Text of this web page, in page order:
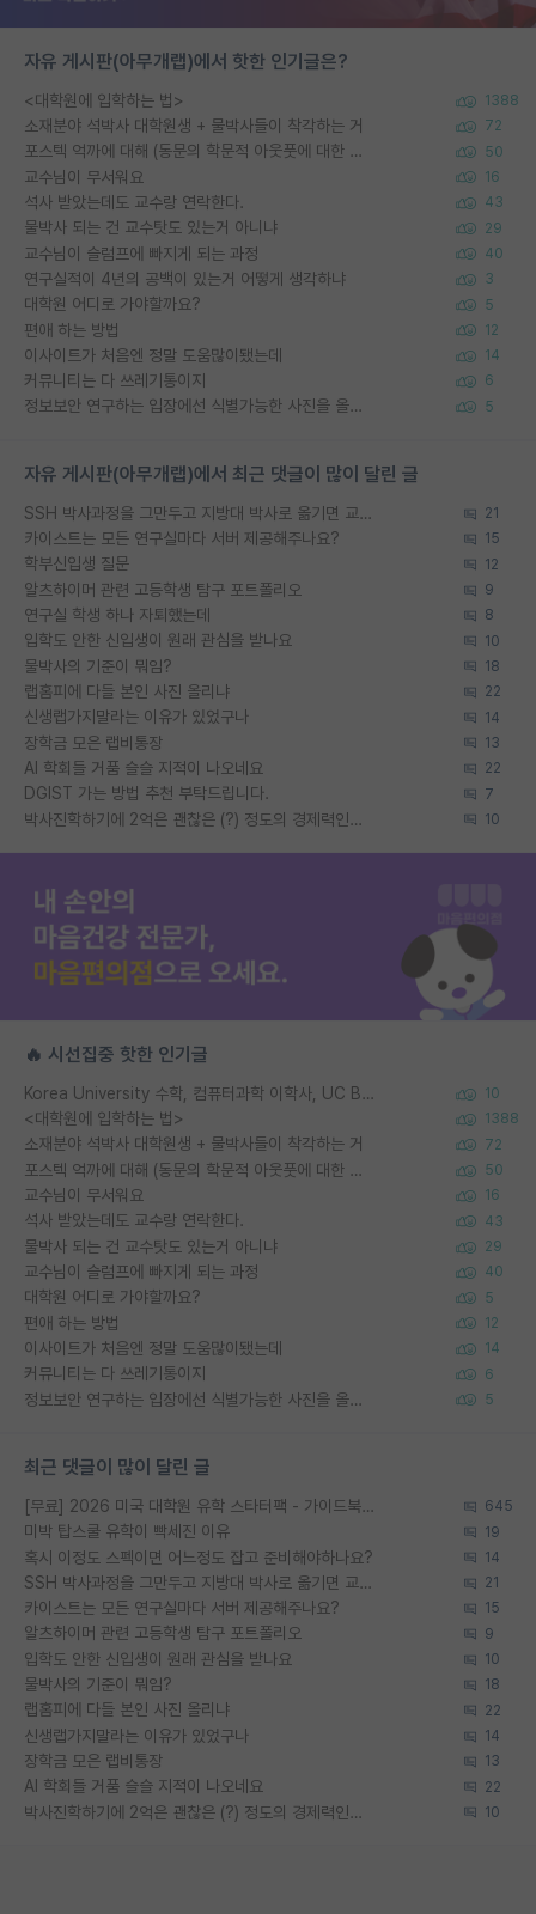
자유 게시판(아무개랩)에서 핫한 인기글은?
<대학원에 입학하는 법> 1388
소재분야 석박사 대학원생 + 물박사들이 착각하는 거 72
포스텍 억까에 대해 (동문의 학문적 아웃풋에 대한 반박) 50
교수님이 무서워요 16
석사 받았는데도 교수랑 연락한다. 43
물박사 되는 건 교수탓도 있는거 아니냐 29
교수님이 슬럼프에 빠지게 되는 과정 40
연구실적이 4년의 공백이 있는거 어떻게 생각하냐 3
대학원 어디로 가야할까요? 5
편애 하는 방법 12
이사이트가 처음엔 정말 도움많이됐는데 14
커뮤니티는 다 쓰레기통이지 6
정보보안 연구하는 입장에선 식별가능한 사진을 올리는건 비추이긴함 5
자유 게시판(아무개랩)에서 최근 댓글이 많이 달린 글
SSH 박사과정을 그만두고 지방대 박사로 옮기면 교수의 꿈은 끝일까요? 21
카이스트는 모든 연구실마다 서버 제공해주나요? 15
학부신입생 질문 12
알츠하이머 관련 고등학생 탐구 포트폴리오 9
연구실 학생 하나 자퇴했는데 8
입학도 안한 신입생이 원래 관심을 받나요 10
물박사의 기준이 뭐임? 18
랩홈피에 다들 본인 사진 올리냐 22
신생랩가지말라는 이유가 있었구나 14
장학금 모은 랩비통장 13
AI 학회들 거품 슬슬 지적이 나오네요 22
DGIST 가는 방법 추천 부탁드립니다. 7
박사진학하기에 2억은 괜찮은 (?) 정도의 경제력인가요 10
🔥 시선집중 핫한 인기글
Korea University 수학, 컴퓨터과학 이학사, UC Berkeley 산업공학 대학원 공학박사가 되는 것은 쉽지 않겠죠? 10
<대학원에 입학하는 법> 1388
소재분야 석박사 대학원생 + 물박사들이 착각하는 거 72
포스텍 억까에 대해 (동문의 학문적 아웃풋에 대한 반박) 50
교수님이 무서워요 16
석사 받았는데도 교수랑 연락한다. 43
물박사 되는 건 교수탓도 있는거 아니냐 29
교수님이 슬럼프에 빠지게 되는 과정 40
대학원 어디로 가야할까요? 5
편애 하는 방법 12
이사이트가 처음엔 정말 도움많이됐는데 14
커뮤니티는 다 쓰레기통이지 6
정보보안 연구하는 입장에선 식별가능한 사진을 올리는건 비추이긴함 5
최근 댓글이 많이 달린 글
[무료] 2026 미국 대학원 유학 스타터팩 - 가이드북 & 합격자 컨택메일 템플릿 645
미박 탑스쿨 유학이 빡세진 이유 19
혹시 이정도 스펙이면 어느정도 잡고 준비해야하나요? 14
SSH 박사과정을 그만두고 지방대 박사로 옮기면 교수의 꿈은 끝일까요? 21
카이스트는 모든 연구실마다 서버 제공해주나요? 15
알츠하이머 관련 고등학생 탐구 포트폴리오 9
입학도 안한 신입생이 원래 관심을 받나요 10
물박사의 기준이 뭐임? 18
랩홈피에 다들 본인 사진 올리냐 22
신생랩가지말라는 이유가 있었구나 14
장학금 모은 랩비통장 13
AI 학회들 거품 슬슬 지적이 나오네요 22
박사진학하기에 2억은 괜찮은 (?) 정도의 경제력인가요 10